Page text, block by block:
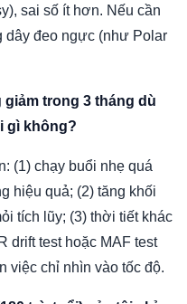
sai số ít hơn. Nếu cần
dây đeo ngực (như Polar
trong 3 tháng dù
gì không?
(1) chạy buổi nhẹ quá
hiệu quả; (2) tăng khối
tích lũy; (3) thời tiết khác
drift test hoặc MAF test
việc chỉ nhìn vào tốc độ.